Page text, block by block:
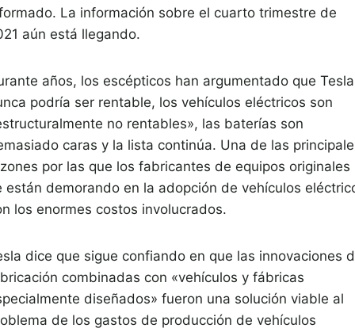
La información sobre el cuarto trimestre de
aún está llegando.
años, los escépticos han argumentado que Tesla
podría ser rentable, los vehículos eléctricos son
no rentables», las baterías son
caras y la lista continúa. Una de las
por las que los fabricantes de equipos originales
están demorando en la adopción de vehículos
los enormes costos involucrados.
dice que sigue confiando en que las innovaciones
combinadas con «vehículos y fábricas
diseñados» fueron una solución viable al
de los gastos de producción de vehículos